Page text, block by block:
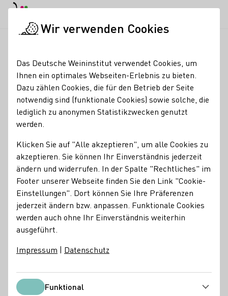
Juliane Schäfer ehrt
Sieger/innen des
Berufswettbewerbs
Die Deutsche Weinprinzessin Juliane Schäfer ehrte die
Sieger/innen des Berufswettbewerbs der Deutschen
Landjugend in der Sparte Weinbau: Die 23 besten
Jungwinzer/innen reisten zum Finale nach Rheinhessen.
DWM
Wir verwenden Cookies
Das Deutsche Weininstitut verwendet Cookies, um
Ihnen ein optimales Webseiten-Erlebnis zu bieten.
Dazu zählen Cookies, die für den Betrieb der Seite
notwendig sind (funktionale Cookies) sowie solche, die
lediglich zu anonymen Statistikzwecken genutzt
werden.
Klicken Sie auf "Alle akzeptieren", um alle Cookies zu
akzeptieren. Sie können Ihr Einverständnis jederzeit
ändern und widerrufen. In der Spalte "Rechtliches" im
Footer unserer Webseite finden Sie den Link "Cookie-
Einstellungen". Dort können Sie Ihre Präferenzen
jederzeit ändern bzw. anpassen. Funktionale Cookies
werden auch ohne Ihr Einverständnis weiterhin
ausgeführt.
Impressum | Datenschutz
FunktionalFunktional